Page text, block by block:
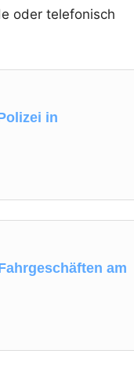
oder telefonisch
in
am